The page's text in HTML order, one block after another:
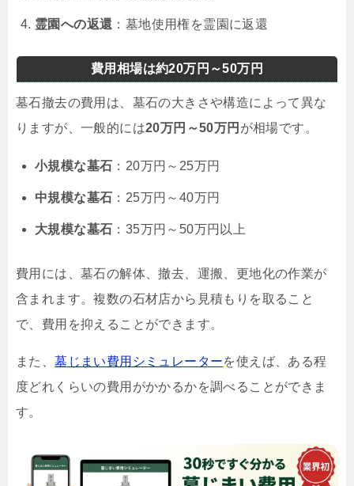
霊園への返還 ：墓地使用権を霊園に返還
費用相場は約20万円～50万円
墓石撤去の費用は、墓石の大きさや構造によって異な
りますが、一般的には20万円～50万円 が相場です。
小規模な墓石 ：20万円～25万円
中規模な墓石 ：25万円～40万円
大規模な墓石 ：35万円～50万円以上
費用には、墓石の解体、撤去、運搬、更地化の作業が
含まれます。複数の石材店から見積もりを取ること
で、費用を抑えることができます。
また、墓じまい費用シミュレーターを使えば、ある程
度どれくらいの費用がかかるかを調べることができま
す。